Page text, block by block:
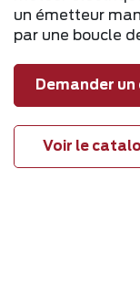
un émetteur
par une boucle
Demander un
Voir le